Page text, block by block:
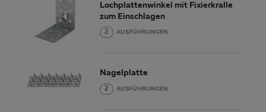
Lochplattenwinkel mit Fixierkralle
zum Einschlagen
2 AUSFÜHRUNGEN
Nagelplatte
2 AUSFÜHRUNGEN